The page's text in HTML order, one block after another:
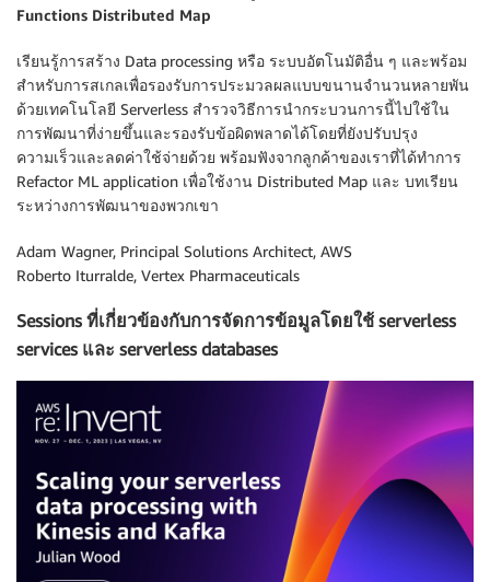
Functions Distributed Map
เรียนรู้การสร้าง Data processing หรือ ระบบอัตโนมัติอื่น ๆ และพร้อม
สำหรับการสเกลเพื่อรองรับการประมวลผลแบบขนานจำนวนหลายพัน
ด้วยเทคโนโลยี Serverless สำรวจวิธีการนำกระบวนการนี้ไปใช้ใน
การพัฒนาที่ง่ายขึ้นและรองรับข้อผิดพลาดได้โดยที่ยังปรับปรุง
ความเร็วและลดค่าใช้จ่ายด้วย พร้อมฟังจากลูกค้าของเราที่ได้ทำการ
Refactor ML application เพื่อใช้งาน Distributed Map และ บทเรียน
ระหว่างการพัฒนาของพวกเขา
Adam Wagner, Principal Solutions Architect, AWS
Roberto Iturralde, Vertex Pharmaceuticals
Sessions ที่เกี่ยวข้องกับการจัดการข้อมูลโดยใช้ serverless
services และ serverless databases